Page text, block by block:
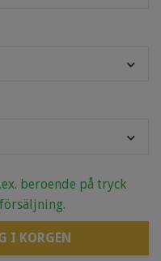
beroende på tryck
I KORGEN